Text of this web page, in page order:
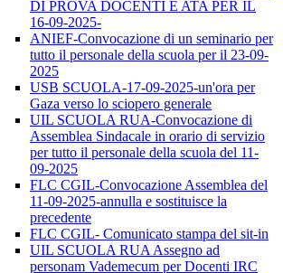
DI PROVA DOCENTI E ATA PER IL
16-09-2025-
ANIEF-Convocazione di un seminario per
tutto il personale della scuola per il 23-09-
2025
USB SCUOLA-17-09-2025-un'ora per
Gaza verso lo sciopero generale
UIL SCUOLA RUA-Convocazione di
Assemblea Sindacale in orario di servizio
per tutto il personale della scuola del 11-
09-2025
FLC CGIL-Convocazione Assemblea del
11-09-2025-annulla e sostituisce la
precedente
FLC CGIL- Comunicato stampa del sit-in
UIL SCUOLA RUA Assegno ad
personam Vademecum per Docenti IRC